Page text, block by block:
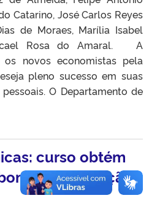
Catarino, José Carlos Reyes
de Moraes, Marília Isabel
Rosa do Amaral. A
os novos economistas pela
pleno sucesso em suas
O Departamento de
curso obtém
em avaliação